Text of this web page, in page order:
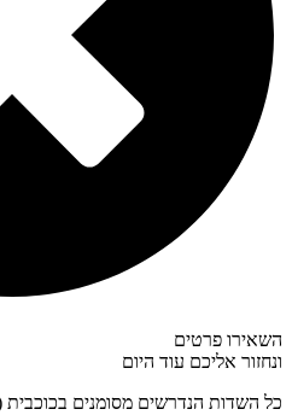
פרטים
אליכם עוד היום
השדות הנדרשים מסומנים בכוכבית (*)